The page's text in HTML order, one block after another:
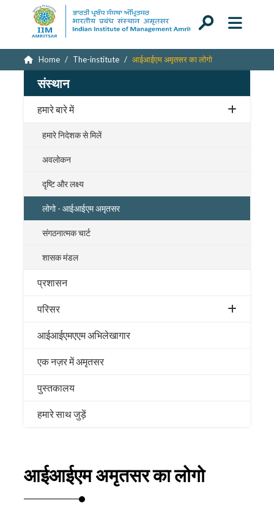
Home The-institute आईआईएम अमृतसर का लोगो
संस्थान
हमारे बारे में
हमारे निदेशक से मिलें
अवलोकन
दृष्टि और लक्ष्य
लोगो - आईआईएम अमृतसर
संगठनात्मक चार्ट
शासक मंडल
प्रशासन
परिसर
आईआईएमएएम अभिलेखागार
एक नज़र में अमृतसर
पुस्तकालय
हमारे साथ जुड़ें
आईआईएम अमृतसर का लोगो